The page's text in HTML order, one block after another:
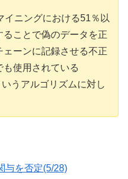
イニングにおける51％以
ることで偽のデータを正
ェーンに記録させる不正
使用されている
うアルゴリズムに対し
与を否定(5/28)